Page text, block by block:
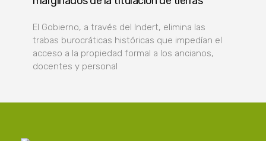
El Gobierno, a través del Indert, elimina las
trabas burocráticas históricas que impedían el
acceso a la propiedad formal a los ancianos,
docentes y personal